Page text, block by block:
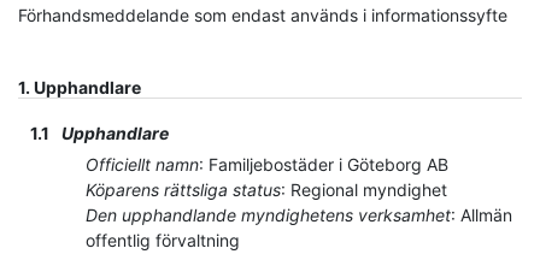
Förhandsmeddelande som endast används i informationssyfte
1. Upphandlare
1.1
Upphandlare
Officiellt namn: Familjebostäder i Göteborg AB
Köparens rättsliga status: Regional myndighet
Den upphandlande myndighetens verksamhet: Allmän
offentlig förvaltning